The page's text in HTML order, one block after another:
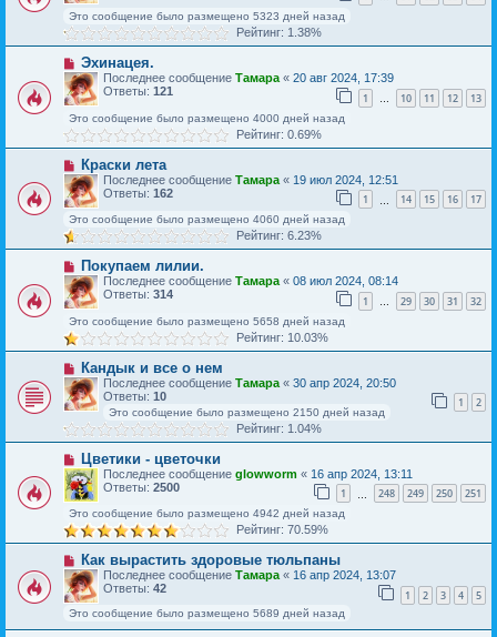
Это сообщение было размещено 5323 дней назад
Рейтинг: 1.38%
Эхинацея.
Последнее сообщение Тамара « 20 авг 2024, 17:39
Ответы: 121 1 … 10 11 12 13
Это сообщение было размещено 4000 дней назад
Рейтинг: 0.69%
Краски лета
Последнее сообщение Тамара « 19 июл 2024, 12:51
Ответы: 162 1 14 15 16 17
Это сообщение было размещено 4060 дней назад
Рейтинг: 6.23%
Покупаем лилии.
Последнее сообщение Тамара « 08 июл 2024, 08:14
Ответы: 314 1 … 29 30 31 32
Это сообщение было размещено 5658 дней назад
Рейтинг: 10.03%
Кандык и все о нем
Последнее сообщение Тамара « 30 апр 2024, 20:50
Ответы: 10 1 2
Это сообщение было размещено 2150 дней назад
Рейтинг: 1.04%
Цветики - цветочки
Последнее сообщение glowworm « 16 апр 2024, 13:11
Ответы: 2500 1 248 249 250 251
Это сообщение было размещено 4942 дней назад
Рейтинг: 70.59%
Как вырастить здоровые тюльпаны
Последнее сообщение Тамара« 16 апр 2024, 13:07
Ответы: 42 1 2 3 4 5
Это сообщение было размещено 5689 дней назад